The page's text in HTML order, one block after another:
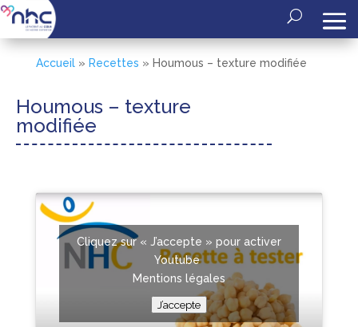
Accueil» Recettes » Houmous – texture modifiée
Houmous – texture
modifiée
Cliquez sur « J’accepte » pour activer
Youtube
Mentions légales
J’accepte